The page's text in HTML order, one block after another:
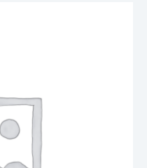
Underhållstips
Kontakt